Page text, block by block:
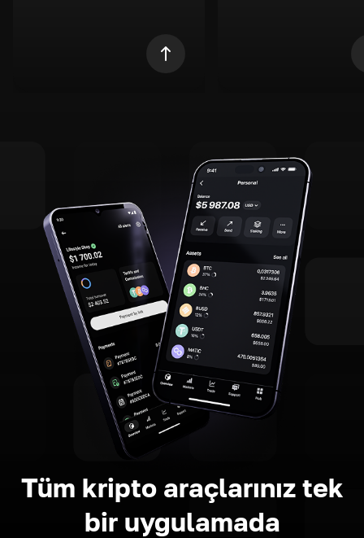
Tüm kripto araçlarınız tek
bir uygulamada